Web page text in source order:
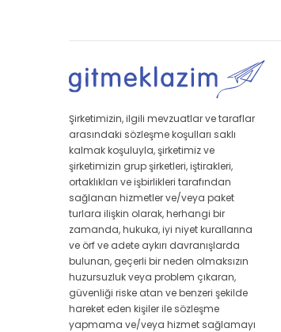
Şirketimizin, ilgili mevzuatlar ve taraflar
arasındaki sözleşme koşulları saklı
kalmak koşuluyla, şirketimiz ve
şirketimizin grup şirketleri, iştirakleri,
ortaklıkları ve işbirlikleri tarafından
sağlanan hizmetler ve/veya paket
turlara ilişkin olarak, herhangi bir
zamanda, hukuka, iyi niyet kurallarına
ve örf ve adete aykırı davranışlarda
bulunan, geçerli bir neden olmaksızın
huzursuzluk veya problem çıkaran,
güvenliği riske atan ve benzeri şekilde
hareket eden kişiler ile sözleşme
yapmama ve/veya hizmet sağlamayı